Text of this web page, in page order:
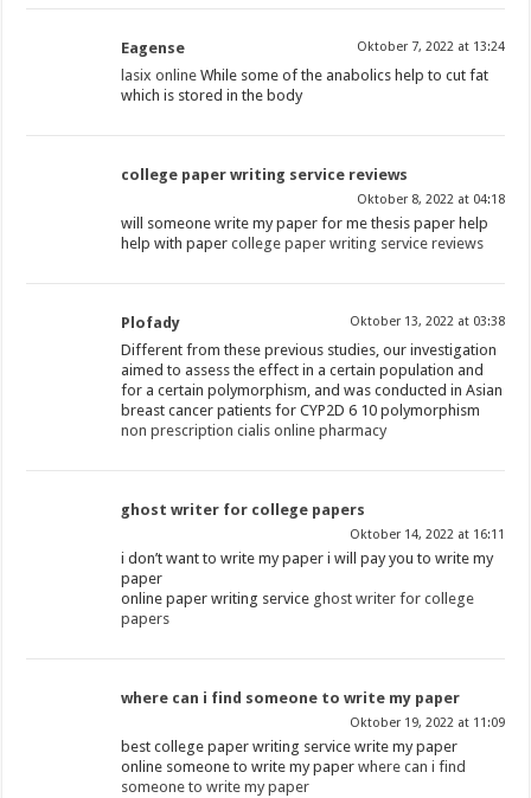
Eagense Oktober 7, 2022 at 13:24
lasix online While some of the anabolics help to cut fat
which is stored in the body
college paper writing service reviews
Oktober 8, 2022 at 04:18
will someone write my paper for me thesis paper help
help with papercollege paper writing service reviews
Plofady Oktober 13, 2022 at 03:38
Different from these previous studies, our investigation
aimed to assess the effect in a certain population and
for a certain polymorphism, and was conducted in Asian
breast cancer patients for CYP2D 6 10 polymorphism
non prescription cialis online pharmacy
ghost writer for college papers
Oktober 14, 2022 at 16:11
i don’t want to write my paper i will pay you to write my
paper
online paper writing service ghost writer for college
papers
where can i find someone to write my paper
Oktober 19, 2022 at 11:09
best college paper writing service write my paper
online someone to write my paperwhere can i find
someone to write my paper